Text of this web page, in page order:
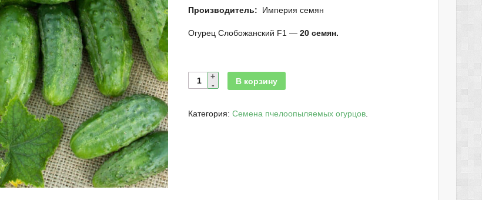
Производитель: Империя семян
Огурец Слобожанский F1 — 20 семян.
В корзину
Категория:Семена пчелоопыляемых огурцов